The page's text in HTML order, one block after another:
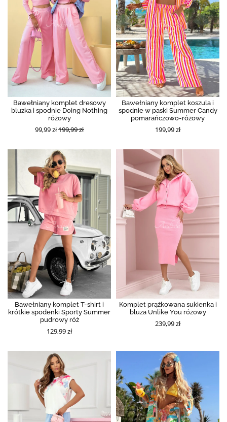
Bawełniany komplet dresowy
bluzka i spodnie Doing Nothing
różowy
99,99 zł199,99 zł
Bawełniany komplet koszula i
spodnie w paski Summer Candy
pomarańczowo-różowy
199,99 zł
Bawełniany komplet T-shirt i
krótkie spodenki Sporty Summer
pudrowy róż
129,99 zł
Komplet prążkowana sukienka i
bluza Unlike You różowy
239,99 zł